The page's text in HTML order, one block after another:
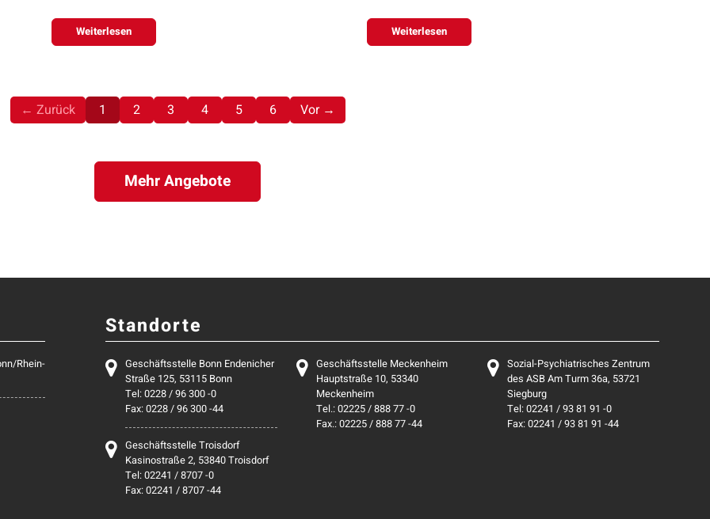
Weiterlesen Weiterlesen
← Zurück 1 (aktuell)
2 3 4 5 6 Vor →
Mehr Angebote
Rhein-
Standorte
Geschäftsstelle Bonn Endenicher
Straße 125, 53115 Bonn
Tel: 0228 / 96 300 -0
Fax: 0228 / 96 300 -44
Geschäftsstelle Troisdorf
Kasinostraße 2, 53840 Troisdorf
Tel: 02241 / 8707 -0
Fax: 02241 / 8707 -44
Geschäftsstelle Meckenheim
Hauptstraße 10, 53340
Meckenheim
Tel.: 02225 / 888 77 -0
Fax.: 02225 / 888 77 -44
Sozial-Psychiatrisches Zentrum
des ASB Am Turm 36a, 53721
Siegburg
Tel: 02241 / 93 81 91 -0
Fax: 02241 / 93 81 91 -44